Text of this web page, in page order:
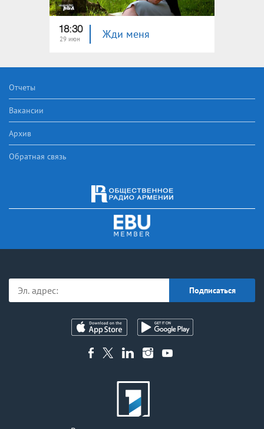
18:30
29 июн Жди меня
Отчеты
Вакансии
Архив
Обратная связь